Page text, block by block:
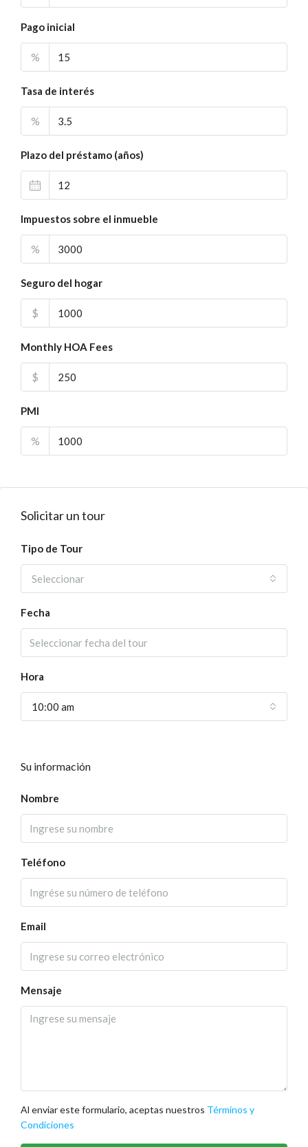
Pago inicial
%
Tasa de interés
%
Plazo del préstamo (años)
Impuestos sobre el inmueble
%
Seguro del hogar
$
Monthly HOA Fees
$
PMI
%
Solicitar un tour
Tipo de Tour
Seleccionar
Fecha
Hora
10:00 am
Su información
Nombre
Teléfono
Email
Mensaje
Al enviar este formulario, aceptas nuestros Términos y
Condiciones